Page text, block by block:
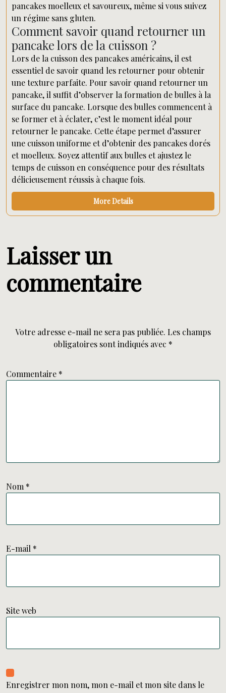
pancakes moelleux et savoureux, même si vous suivez
un régime sans gluten.
Comment savoir quand retourner un
pancake lors de la cuisson ?
Lors de la cuisson des pancakes américains, il est
essentiel de savoir quand les retourner pour obtenir
une texture parfaite. Pour savoir quand retourner un
pancake, il suffit d’observer la formation de bulles à la
surface du pancake. Lorsque des bulles commencent à
se former et à éclater, c’est le moment idéal pour
retourner le pancake. Cette étape permet d’assurer
une cuisson uniforme et d’obtenir des pancakes dorés
et moelleux. Soyez attentif aux bulles et ajustez le
temps de cuisson en conséquence pour des résultats
délicieusement réussis à chaque fois.
More Details
Laisser un
commentaire
Votre adresse e-mail ne sera pas publiée. Les champs
obligatoires sont indiqués avec *
Commentaire *
Nom *
E-mail *
Site web
Enregistrer mon nom, mon e-mail et mon site dans le